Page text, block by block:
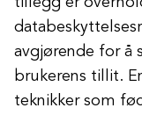
avgjørende for å
brukerens tillit.
teknikker som